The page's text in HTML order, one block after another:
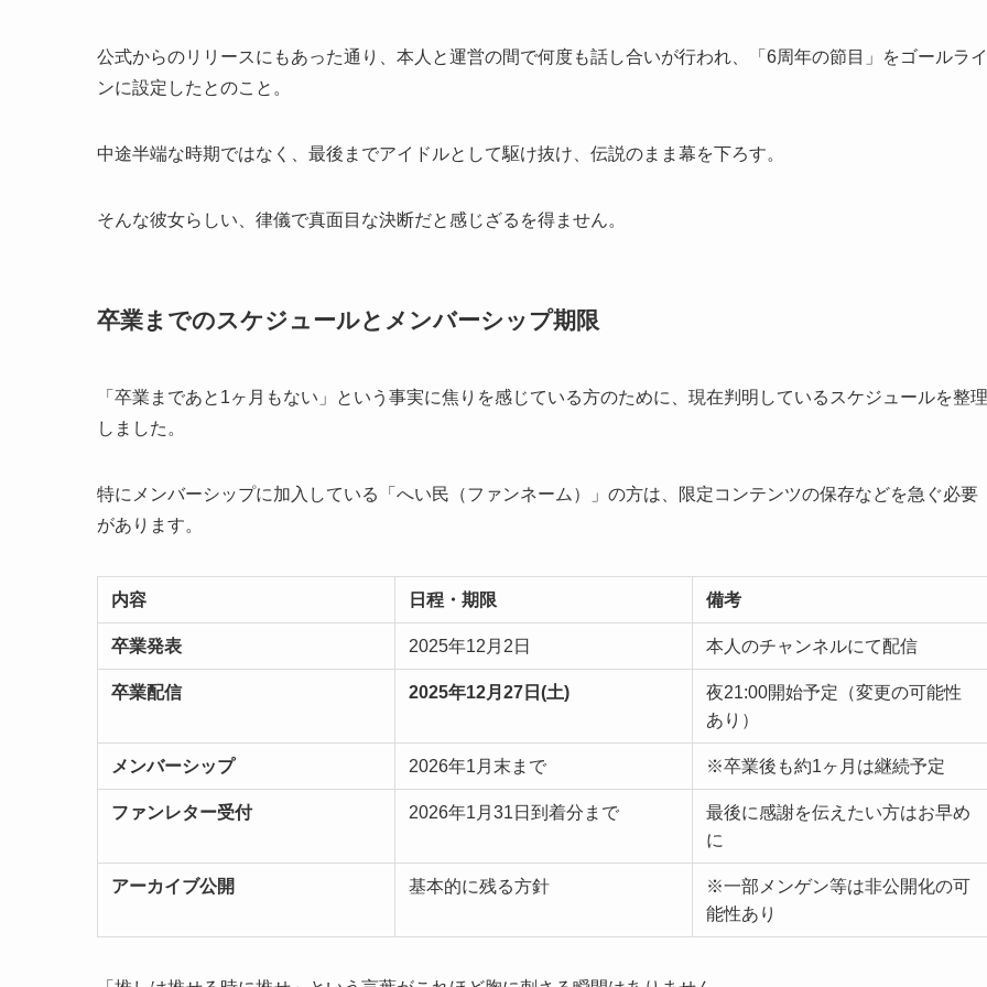
公式からのリリースにもあった通り、本人と運営の間で何度も話し合いが行われ、「6周年の節目」をゴールライ
ンに設定したとのこと。
中途半端な時期ではなく、最後までアイドルとして駆け抜け、伝説のまま幕を下ろす。
そんな彼女らしい、律儀で真面目な決断だと感じざるを得ません。
卒業までのスケジュールとメンバーシップ期限
「卒業まであと1ヶ月もない」という事実に焦りを感じている方のために、現在判明しているスケジュールを整理
しました。
特にメンバーシップに加入している「へい民（ファンネーム）」の方は、限定コンテンツの保存などを急ぐ必要
があります。
内容 日程・期限 備考
卒業発表 2025年12月2日 本人のチャンネルにて配信
卒業配信 2025年12月27日(土)
夜21:00開始予定（変更の可能性
あり）
メンバーシップ 2026年1月末まで ※卒業後も約1ヶ月は継続予定
ファンレター受付 2026年1月31日到着分まで
最後に感謝を伝えたい方はお早め
に
アーカイブ公開 基本的に残る方針
※一部メンゲン等は非公開化の可
能性あり